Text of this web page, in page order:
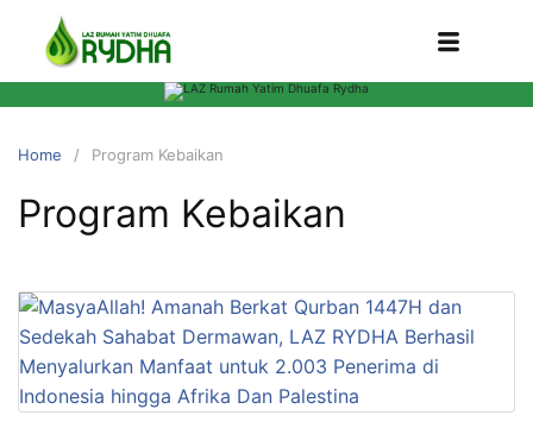
Home Program Kebaikan
Program Kebaikan